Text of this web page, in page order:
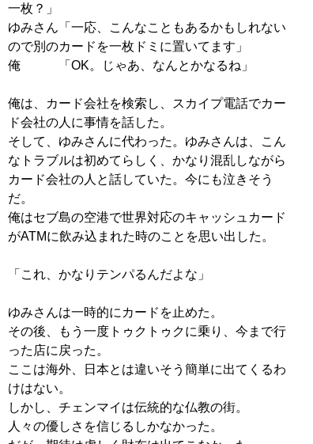
一枚？」
ゆみさん「一応、こんなこともあるかもしれない
ので別のカードを一枚ドミに置いてます」
俺 「OK。じゃあ、なんとかなるね」
俺は、カード会社を検索し、スカイプ電話でカー
ド会社の人に事情を話した。
そして、ゆみさんに代わった。ゆみさんは、こん
なトラブルは初めてらしく、かなり混乱しながら
カード会社の人と話していた。今にも泣きそう
だ。
俺はセブ島の空港で世界対応のキャッシュカード
がATMに飲み込まれた時のことを思い出した。
「これ、かなりテンパるんだよな」
ゆみさんは一時的にカードを止めた。
その後、もう一度トゥクトゥクに乗り、今まで行
った店に戻った。
ここは海外、日本とは違いそう簡単に出てくるわ
けはない。
しかし、チェンマイは伝統的な仏教の街。
人々の優しさを信じるしかなかった。